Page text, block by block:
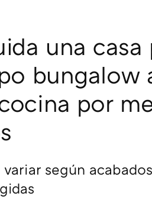
una casa
bungalow
por
según